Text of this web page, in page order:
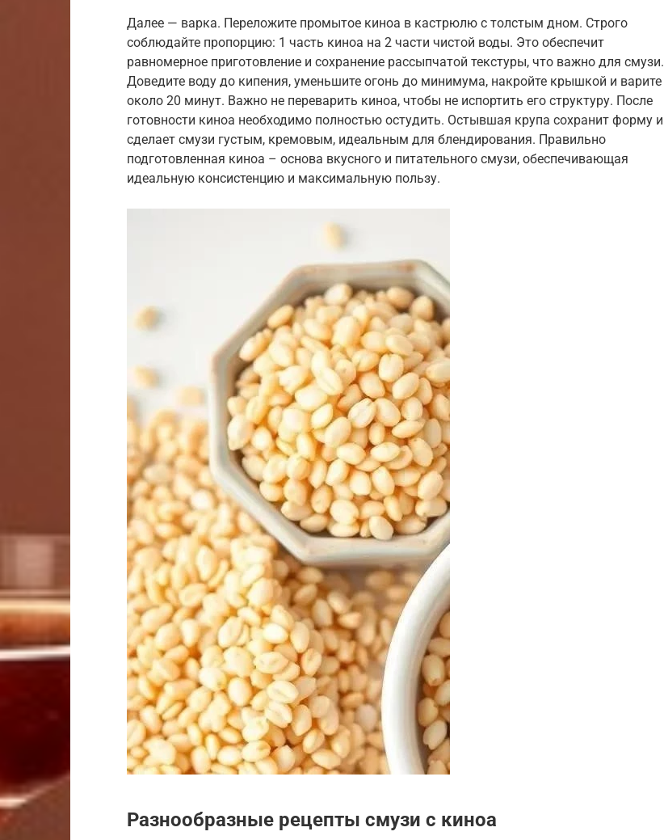
Далее — варка. Переложите промытое киноа в кастрюлю с толстым дном. Строго
соблюдайте пропорцию: 1 часть киноа на 2 части чистой воды. Это обеспечит
равномерное приготовление и сохранение рассыпчатой текстуры, что важно для смузи.
Доведите воду до кипения, уменьшите огонь до минимума, накройте крышкой и варите
около 20 минут. Важно не переварить киноа, чтобы не испортить его структуру. После
готовности киноа необходимо полностью остудить. Остывшая крупа сохранит форму и
сделает смузи густым, кремовым, идеальным для блендирования. Правильно
подготовленная киноа – основа вкусного и питательного смузи, обеспечивающая
идеальную консистенцию и максимальную пользу.
Разнообразные рецепты смузи с киноа